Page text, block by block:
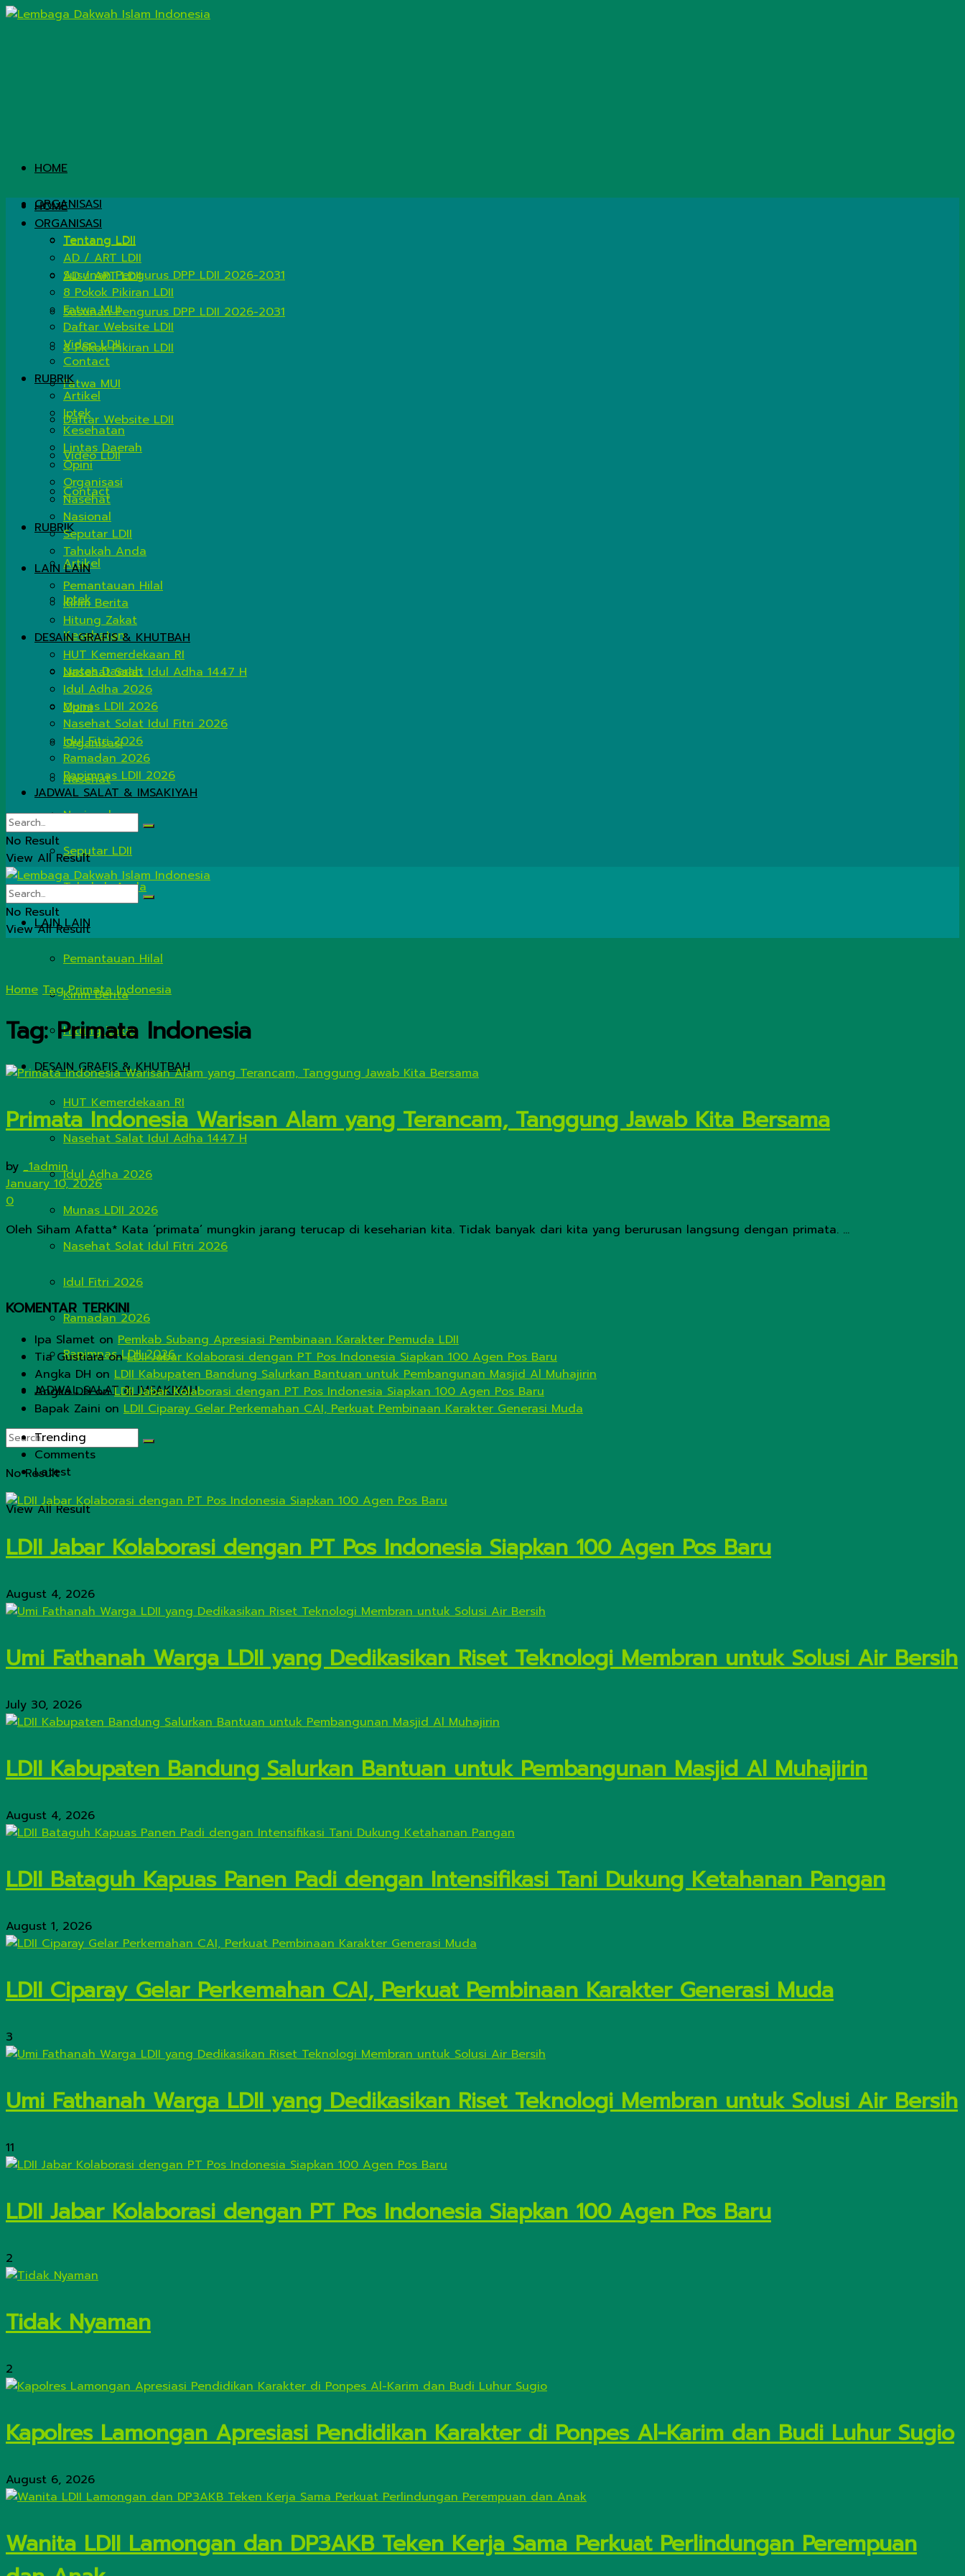
HOME
ORGANISASI
Tentang LDII
AD / ART LDII
Susunan Pengurus DPP LDII 2026-2031
8 Pokok Pikiran LDII
Fatwa MUI
Daftar Website LDII
Video LDII
Contact
RUBRIK
Artikel
Iptek
Kesehatan
Lintas Daerah
Opini
Organisasi
Nasehat
Nasional
Seputar LDII
Tahukah Anda
LAIN LAIN
Pemantauan Hilal
Kirim Berita
Hitung Zakat
DESAIN GRAFIS & KHUTBAH
HUT Kemerdekaan RI
Nasehat Salat Idul Adha 1447 H
Idul Adha 2026
Munas LDII 2026
Nasehat Solat Idul Fitri 2026
Idul Fitri 2026
Ramadan 2026
Rapimnas LDII 2026
JADWAL SALAT & IMSAKIYAH
No Result
View All Result
HOME
ORGANISASI
Tentang LDII
AD / ART LDII
Susunan Pengurus DPP LDII 2026-2031
8 Pokok Pikiran LDII
Fatwa MUI
Daftar Website LDII
Video LDII
Contact
RUBRIK
Artikel
Iptek
Kesehatan
Lintas Daerah
Opini
Organisasi
Nasehat
Nasional
Seputar LDII
Tahukah Anda
LAIN LAIN
Pemantauan Hilal
Kirim Berita
Hitung Zakat
DESAIN GRAFIS & KHUTBAH
HUT Kemerdekaan RI
Nasehat Salat Idul Adha 1447 H
Idul Adha 2026
Munas LDII 2026
Nasehat Solat Idul Fitri 2026
Idul Fitri 2026
Ramadan 2026
Rapimnas LDII 2026
JADWAL SALAT & IMSAKIYAH
No Result
View All Result
No Result
View All Result
Home Tag Primata Indonesia
Tag:Primata Indonesia
Primata Indonesia Warisan Alam yang Terancam, Tanggung Jawab Kita Bersama
by _1admin
January 10, 2026
0
Oleh Siham Afatta* Kata ‘primata’ mungkin jarang terucap di keseharian kita. Tidak banyak dari kita yang berurusan langsung dengan primata. ...
KOMENTAR TERKINI
Ipa Slamet on Pemkab Subang Apresiasi Pembinaan Karakter Pemuda LDII
Tia GustiaraonLDII Jabar Kolaborasi dengan PT Pos Indonesia Siapkan 100 Agen Pos Baru
Angka DH on LDII Kabupaten Bandung Salurkan Bantuan untuk Pembangunan Masjid Al Muhajirin
Angka DHonLDII Jabar Kolaborasi dengan PT Pos Indonesia Siapkan 100 Agen Pos Baru
Bapak Zaini on LDII Ciparay Gelar Perkemahan CAI, Perkuat Pembinaan Karakter Generasi Muda
Trending
Comments
Latest
LDII Jabar Kolaborasi dengan PT Pos Indonesia Siapkan 100 Agen Pos Baru
August 4, 2026
Umi Fathanah Warga LDII yang Dedikasikan Riset Teknologi Membran untuk Solusi Air Bersih
July 30, 2026
LDII Kabupaten Bandung Salurkan Bantuan untuk Pembangunan Masjid Al Muhajirin
August 4, 2026
LDII Bataguh Kapuas Panen Padi dengan Intensifikasi Tani Dukung Ketahanan Pangan
August 1, 2026
LDII Ciparay Gelar Perkemahan CAI, Perkuat Pembinaan Karakter Generasi Muda
3
Umi Fathanah Warga LDII yang Dedikasikan Riset Teknologi Membran untuk Solusi Air Bersih
11
LDII Jabar Kolaborasi dengan PT Pos Indonesia Siapkan 100 Agen Pos Baru
2
Tidak Nyaman
2
Kapolres Lamongan Apresiasi Pendidikan Karakter di Ponpes Al-Karim dan Budi Luhur Sugio
August 6, 2026
Wanita LDII Lamongan dan DP3AKB Teken Kerja Sama Perkuat Perlindungan Perempuan